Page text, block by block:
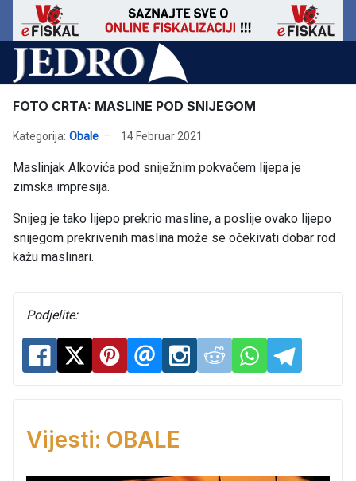
FOTO CRTA: MASLINE POD SNIJEGOM
Kategorija: Obale 14 Februar 2021
Maslinjak Alkovića pod sniježnim pokvačem lijepa je
zimska impresija.
Snijeg je tako lijepo prekrio masline, a poslije ovako lijepo
snijegom prekrivenih maslina može se očekivati dobar rod
kažu maslinari.
Podjelite:
Vijesti: OBALE